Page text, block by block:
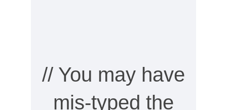
// You may have
mis-typed the